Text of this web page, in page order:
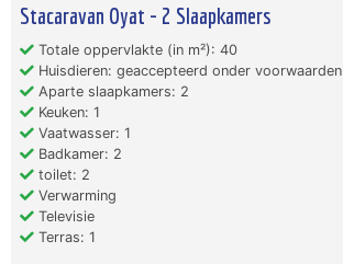
Stacaravan Oyat - 2 Slaapkamers
Totale oppervlakte (in m²): 40
Huisdieren: geaccepteerd onder voorwaarden
Aparte slaapkamers: 2
Keuken: 1
Vaatwasser: 1
Badkamer: 2
toilet: 2
Verwarming
Televisie
Terras: 1